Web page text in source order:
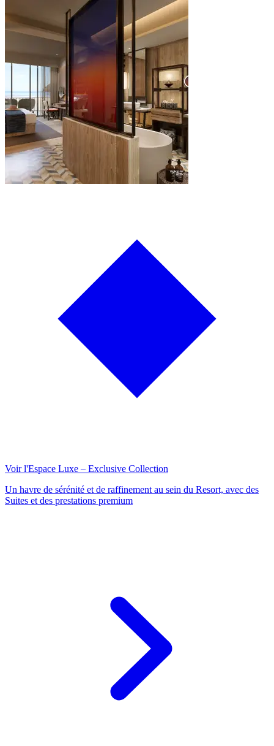
Voir l'Espace Luxe – Exclusive Collection
Un havre de sérénité et de raffinement au sein du Resort, avec des
Suites et des prestations premium